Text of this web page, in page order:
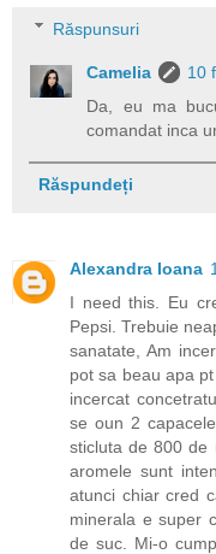
Răspunsuri
Camelia
10
Da, eu ma
comandat inca
Răspundeți
Alexandra Ioana
I need this. Eu
Pepsi. Trebuie
sanatate, Am
pot sa beau apa
incercat
se oun 2
sticluta de 800 de
aromele sunt
atunci chiar cred
minerala e super
de suc. Mi-o